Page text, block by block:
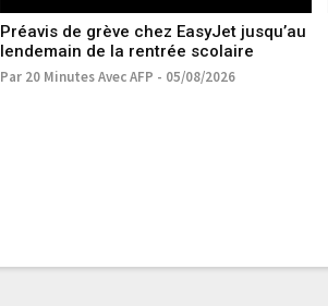
Préavis de grève chez EasyJet jusqu’au
lendemain de la rentrée scolaire
Par 20 Minutes Avec AFP - 05/08/2026